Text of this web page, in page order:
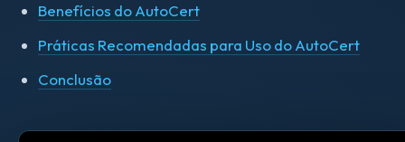
Benefícios do AutoCert
Práticas Recomendadas para Uso do AutoCert
Conclusão